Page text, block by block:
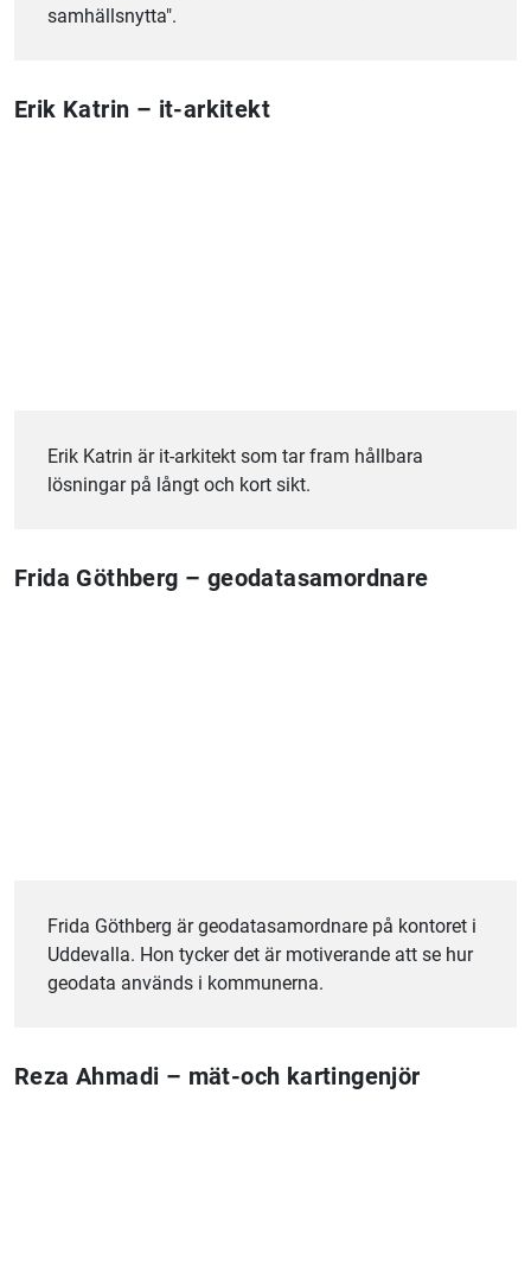
samhällsnytta".
Erik Katrin – it-arkitekt
Erik Katrin är it-arkitekt som tar fram hållbara
lösningar på långt och kort sikt.
Frida Göthberg – geodatasamordnare
Frida Göthberg är geodatasamordnare på kontoret i
Uddevalla. Hon tycker det är motiverande att se hur
geodata används i kommunerna.
Reza Ahmadi – mät-och kartingenjör